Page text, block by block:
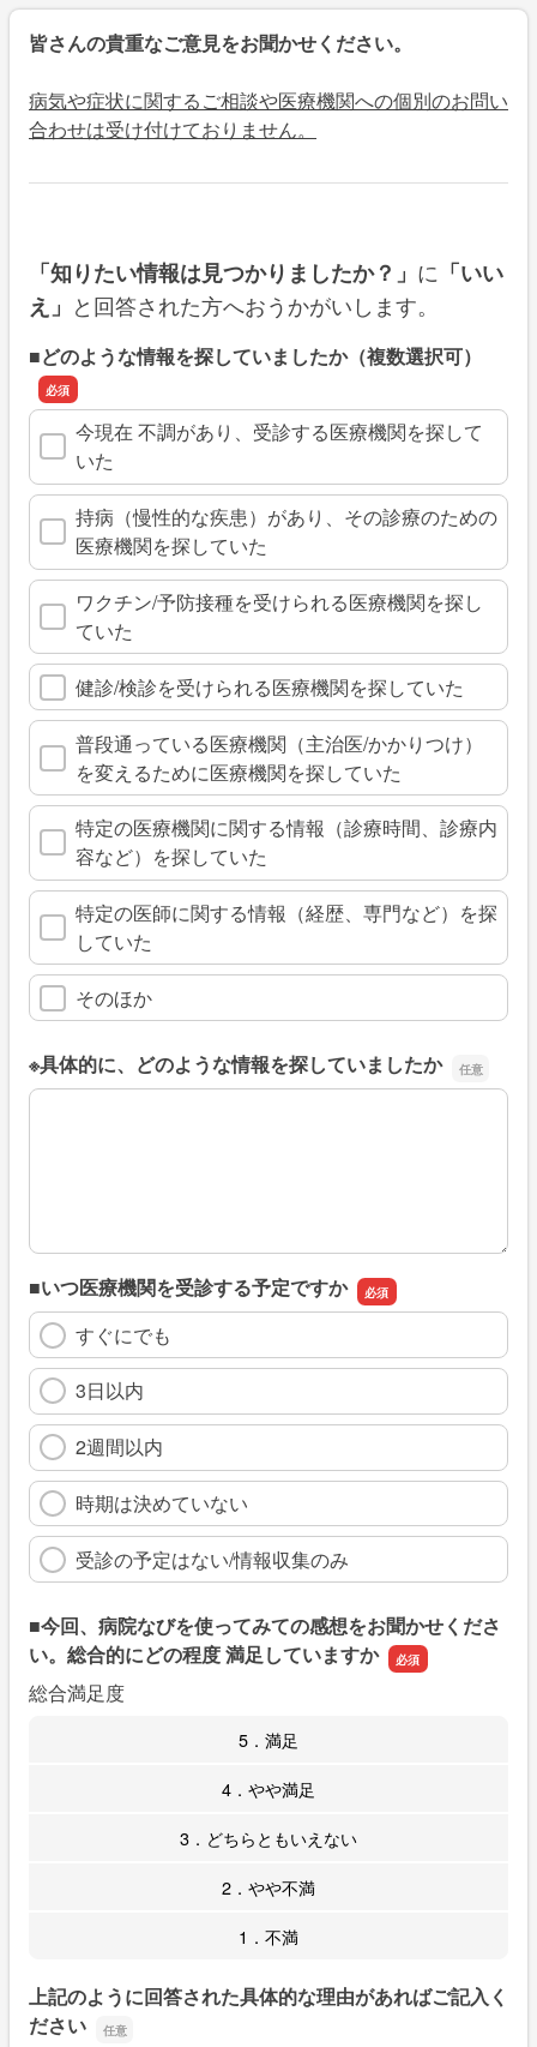
皆さんの貴重なご意見をお聞かせください。
病気や症状に関するご相談や医療機関への個別のお問い
合わせは受け付けておりません。
「知りたい情報は見つかりましたか？」 に 「いい
え」 と回答された方へおうかがいします。
■どのような情報を探していましたか（複数選択可）
今現在 不調があり、受診する医療機関を探して
いた
持病（慢性的な疾患）があり、その診療のための
医療機関を探していた
ワクチン/予防接種を受けられる医療機関を探し
ていた
健診/検診を受けられる医療機関を探していた
普段通っている医療機関（主治医/かかりつけ）
を変えるために医療機関を探していた
特定の医療機関に関する情報（診療時間、診療内
容など）を探していた
特定の医師に関する情報（経歴、専門など）を探
していた
そのほか
※具体的に、どのような情報を探していましたか
※具体的に、どのような情報を探していましたか
■いつ医療機関を受診する予定ですか
すぐにでも
3日以内
2週間以内
時期は決めていない
受診の予定はない/情報収集のみ
■今回、病院なびを使ってみての感想をお聞かせくださ
い。総合的にどの程度 満足していますか
総合満足度
5．満足
4．やや満足
3．どちらともいえない
2．やや不満
1．不満
上記のように回答された具体的な理由があればご記入く
ださい